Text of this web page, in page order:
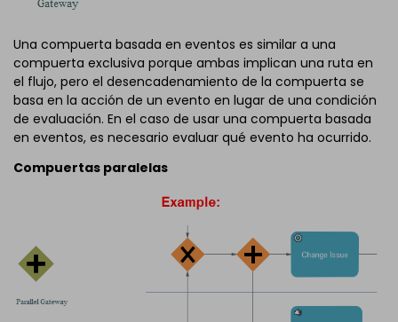
Una compuerta basada en eventos es similar a una
compuerta exclusiva porque ambas implican una ruta en
el flujo, pero el desencadenamiento de la compuerta se
basa en la acción de un evento en lugar de una condición
de evaluación. En el caso de usar una compuerta basada
en eventos, es necesario evaluar qué evento ha ocurrido.
Compuertas paralelas